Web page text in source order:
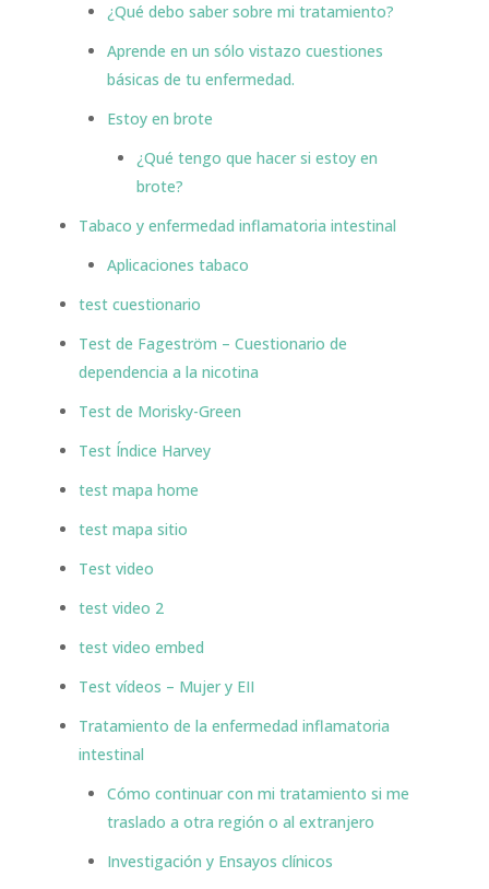
¿Qué debo saber sobre mi tratamiento?
Aprende en un sólo vistazo cuestiones
básicas de tu enfermedad.
Estoy en brote
¿Qué tengo que hacer si estoy en
brote?
Tabaco y enfermedad inflamatoria intestinal
Aplicaciones tabaco
test cuestionario
Test de Fageström – Cuestionario de
dependencia a la nicotina
Test de Morisky-Green
Test Índice Harvey
test mapa home
test mapa sitio
Test video
test video 2
test video embed
Test vídeos – Mujer y EII
Tratamiento de la enfermedad inflamatoria
intestinal
Cómo continuar con mi tratamiento si me
traslado a otra región o al extranjero
Investigación y Ensayos clínicos